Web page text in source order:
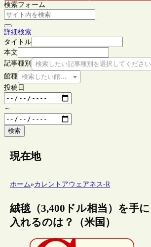
検索フォーム
詳細検索
タイトル
本文
記事種別
検索したい記事種別を選択してください
館種 検索したい館種を選択してください
投稿日
～
検索
現在地
ホーム»カレントアウェアネス-R
絨毯（3,400ドル相当）を手に
入れるのは？（米国）